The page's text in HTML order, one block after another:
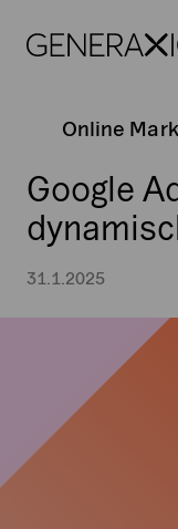
Online
Google
31.1.2025